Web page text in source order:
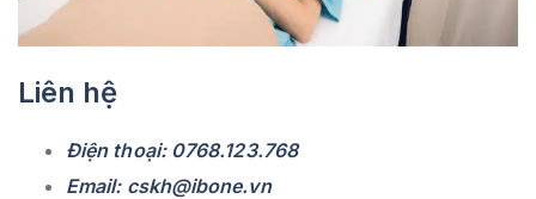
Liên hệ
Điện thoại: 0768.123.768
Email: cskh@ibone.vn